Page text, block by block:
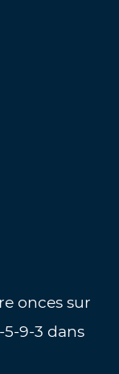
onces sur
5-9-3 dans